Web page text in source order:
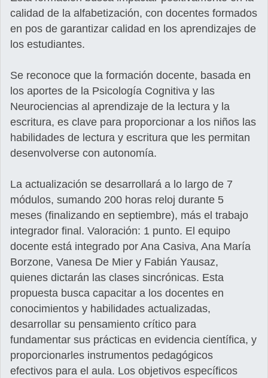
calidad de la alfabetización, con docentes formados
en pos de garantizar calidad en los aprendizajes de
los estudiantes.
Se reconoce que la formación docente, basada en
los aportes de la Psicología Cognitiva y las
Neurociencias al aprendizaje de la lectura y la
escritura, es clave para proporcionar a los niños las
habilidades de lectura y escritura que les permitan
desenvolverse con autonomía.
La actualización se desarrollará a lo largo de 7
módulos, sumando 200 horas reloj durante 5
meses (finalizando en septiembre), más el trabajo
integrador final. Valoración: 1 punto. El equipo
docente está integrado por Ana Casiva, Ana María
Borzone, Vanesa De Mier y Fabián Yausaz,
quienes dictarán las clases sincrónicas. Esta
propuesta busca capacitar a los docentes en
conocimientos y habilidades actualizadas,
desarrollar su pensamiento crítico para
fundamentar sus prácticas en evidencia científica, y
proporcionarles instrumentos pedagógicos
efectivos para el aula. Los objetivos específicos